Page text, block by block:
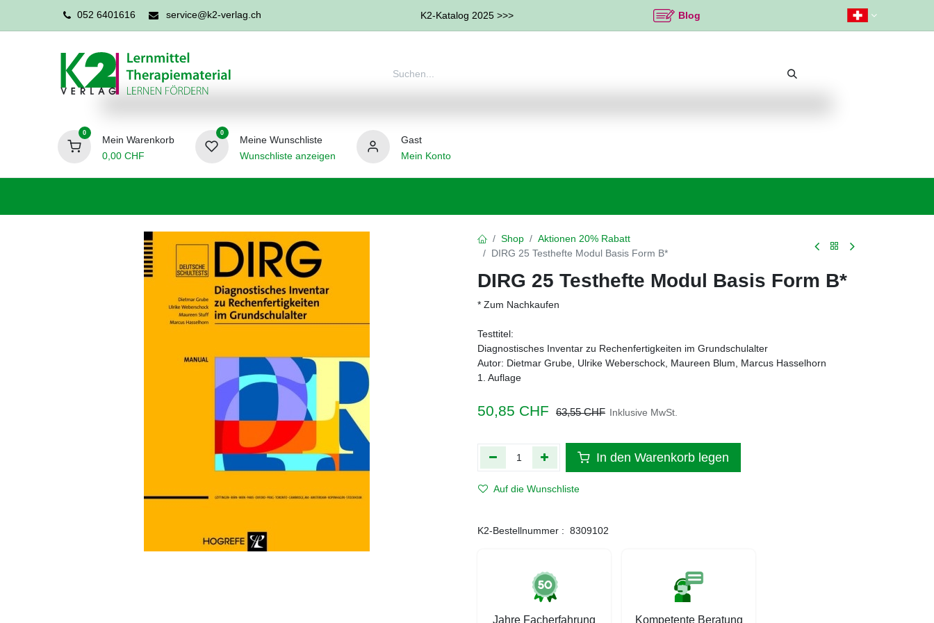
052 6401616 service@k2-verlag.ch K2-Katalog 2025 >>> Blog
0
Mein Warenkorb
0,00CHF
0
Meine Wunschliste
Wunschliste anzeigen
Gast
Mein Konto
Shop
Aktionen 20% Rabatt
DIRG 25 Testhefte Modul Basis Form B*
DIRG 25 Testhefte Modul Basis Form B*
* Zum Nachkaufen
Testtitel:
Diagnostisches Inventar zu Rechenfertigkeiten im Grundschulalter
Autor: Dietmar Grube, Ulrike Weberschock, Maureen Blum, Marcus Hasselhorn
1. Auflage
50,85 CHF 63,55CHF Inklusive MwSt.
In den Warenkorb legen
Auf die Wunschliste
K2-Bestellnummer : 8309102
Jahre Facherfahrung Kompetente Beratung